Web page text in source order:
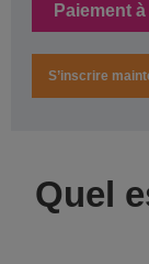
Paiement
S’inscrire
Quel